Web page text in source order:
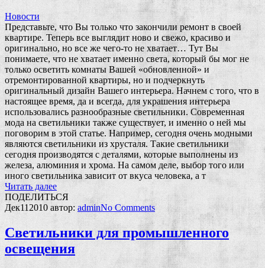
Новости
Представьте, что Вы только что закончили ремонт в своей
квартире. Теперь все выглядит ново и свежо, красиво и
оригинально, но все же чего-то не хватает… Тут Вы
понимаете, что не хватает именно света, который бы мог не
только осветить комнаты Вашей «обновленной» и
отремонтированной квартиры, но и подчеркнуть
оригинальный дизайн Вашего интерьера. Начнем с того, что в
настоящее время, да и всегда, для украшения интерьера
использовались разнообразные светильники. Современная
мода на светильники также существует, и именно о ней мы
поговорим в этой статье. Например, сегодня очень модными
являются светильники из хрусталя. Такие светильники
сегодня производятся с деталями, которые выполнены из
железа, алюминия и хрома. На самом деле, выбор того или
иного светильника зависит от вкуса человека, а т
Читать далее
ПОДЕЛИТЬСЯ
Дек11 2010 автор: adminNoComments
Светильники для промышленного
освещения